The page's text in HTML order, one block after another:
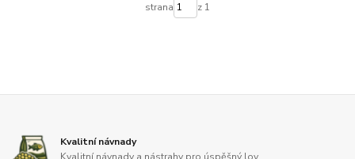
strana z 1
Kvalitní návnady